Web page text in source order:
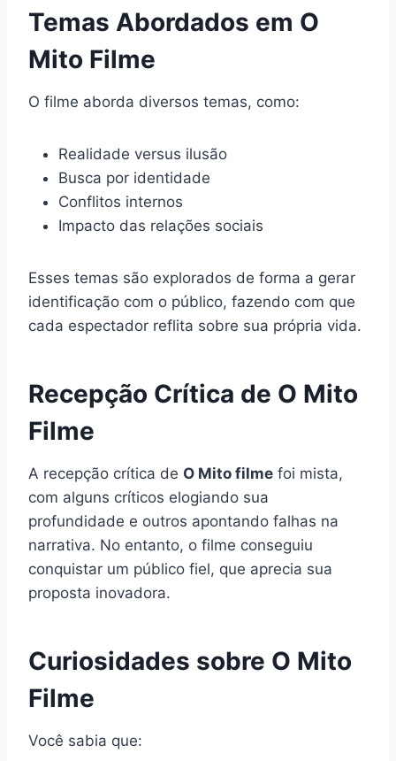
Temas Abordados em O
Mito Filme
O filme aborda diversos temas, como:
Realidade versus ilusão
Busca por identidade
Conflitos internos
Impacto das relações sociais
Esses temas são explorados de forma a gerar
identificação com o público, fazendo com que
cada espectador reflita sobre sua própria vida.
Recepção Crítica de O Mito
Filme
A recepção crítica de O Mito filme foi mista,
com alguns críticos elogiando sua
profundidade e outros apontando falhas na
narrativa. No entanto, o filme conseguiu
conquistar um público fiel, que aprecia sua
proposta inovadora.
Curiosidades sobre O Mito
Filme
Você sabia que: